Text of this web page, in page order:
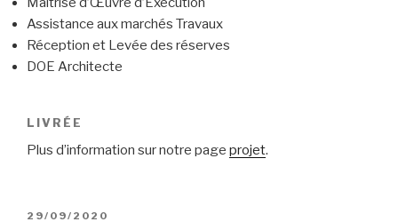
Assistance aux marchés Travaux
Réception et Levée des réserves
DOE Architecte
LIVRÉE
Plus d’information sur notre page projet.
PUBLIÉ
29/09/2020